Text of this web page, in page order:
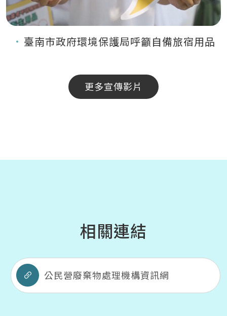
臺南市政府環境保護局呼籲自備旅宿用品
更多宣傳影片
相關連結
公民營廢棄物處理機構資訊網